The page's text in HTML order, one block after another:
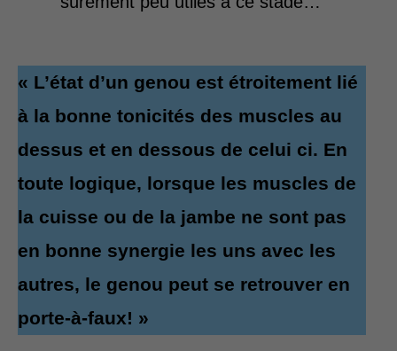
« L’état d’un genou est étroitement lié
à la bonne tonicités des muscles au
dessus et en dessous de celui ci. En
toute logique, lorsque les muscles de
la cuisse ou de la jambe ne sont pas
en bonne synergie les uns avec les
autres, le genou peut se retrouver en
porte-à-faux! »